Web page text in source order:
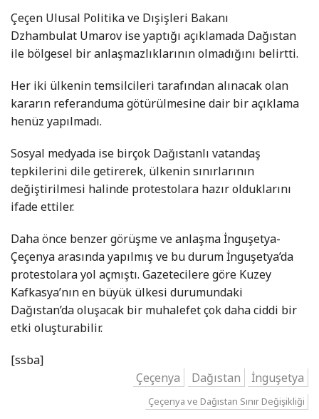
Çeçen Ulusal Politika ve Dışişleri Bakanı
Dzhambulat Umarov ise yaptığı açıklamada Dağıstan
ile bölgesel bir anlaşmazlıklarının olmadığını belirtti.
Her iki ülkenin temsilcileri tarafından alınacak olan
kararın referanduma götürülmesine dair bir açıklama
henüz yapılmadı.
Sosyal medyada ise birçok Dağıstanlı vatandaş
tepkilerini dile getirerek, ülkenin sınırlarının
değiştirilmesi halinde protestolara hazır olduklarını
ifade ettiler.
Daha önce benzer görüşme ve anlaşma İnguşetya-
Çeçenya arasında yapılmış ve bu durum İnguşetya’da
protestolara yol açmıştı. Gazetecilere göre Kuzey
Kafkasya’nın en büyük ülkesi durumundaki
Dağıstan’da oluşacak bir muhalefet çok daha ciddi bir
etki oluşturabilir.
[ssba]
Çeçenya
Dağıstan İnguşetya
Çeçenya ve Dağıstan Sınır Değişikliği